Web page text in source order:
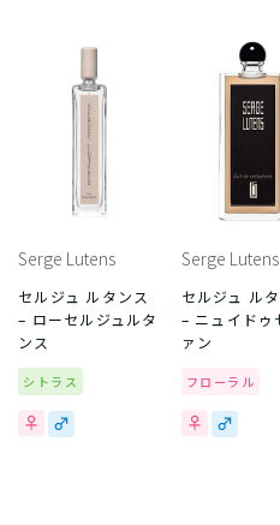
Serge Lutens
セルジュ ルタンス
– ローセルジュルタ
ンス
シトラス
Serge Lutens
セルジュ ル
– ニュイドゥ
ァン
フローラル